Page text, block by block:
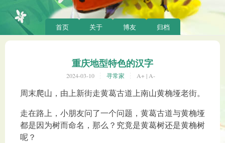
首页 关于 博友 归档
重庆地型特色的汉字
2024-03-10 寻常家 A+ |A-
周末爬山，由上新街走黄葛古道上南山黄桷垭老街。
走在路上，小朋友问了一个问题，黄葛古道与黄桷垭
都是因为树而命名，那么？究竟是黄葛树还是黄桷树
呢？